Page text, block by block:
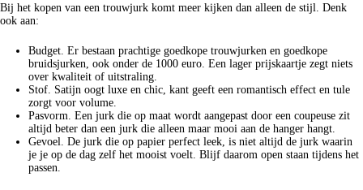
Bij het kopen van een trouwjurk komt meer kijken dan alleen de stijl. Denk
ook aan:
Budget. Er bestaan prachtige goedkope trouwjurken en goedkope
bruidsjurken, ook onder de 1000 euro. Een lager prijskaartje zegt niets
over kwaliteit of uitstraling.
Stof. Satijn oogt luxe en chic, kant geeft een romantisch effect en tule
zorgt voor volume.
Pasvorm. Een jurk die op maat wordt aangepast door een coupeuse zit
altijd beter dan een jurk die alleen maar mooi aan de hanger hangt.
Gevoel. De jurk die op papier perfect leek, is niet altijd de jurk waarin
je je op de dag zelf het mooist voelt. Blijf daarom open staan tijdens het
passen.